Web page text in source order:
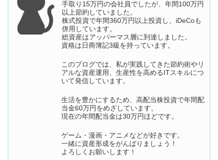
手取り15万円の会社員でしたが、年間100万円
以上節約していました。
株式投資で年間360万円以上投資し、iDeCoも
併用しています。
総資産はアッパーマス層に到達しました。
資格は日商簿記3級を持っています。
このブログでは、私が実践してきた節約術やリ
アルな資産運用、生産性を高めるITスキルにつ
いて発信しています。
生活を豊かにするため、高配当株投資で年間配
当金60万円をめざしています。
現在の年間配当金は30万円ほどです。
ゲーム・漫画・アニメなどが好きです。
一緒に資産形成をがんばりましょう！
よろしくお願いします！